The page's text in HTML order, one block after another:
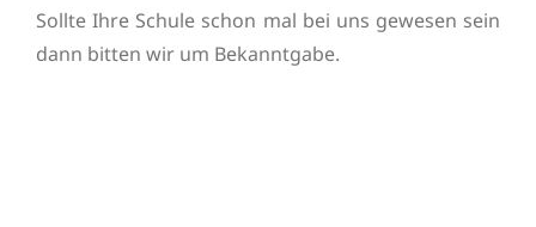
Sollte Ihre Schule schon mal bei uns gewesen sein
dann bitten wir um Bekanntgabe.